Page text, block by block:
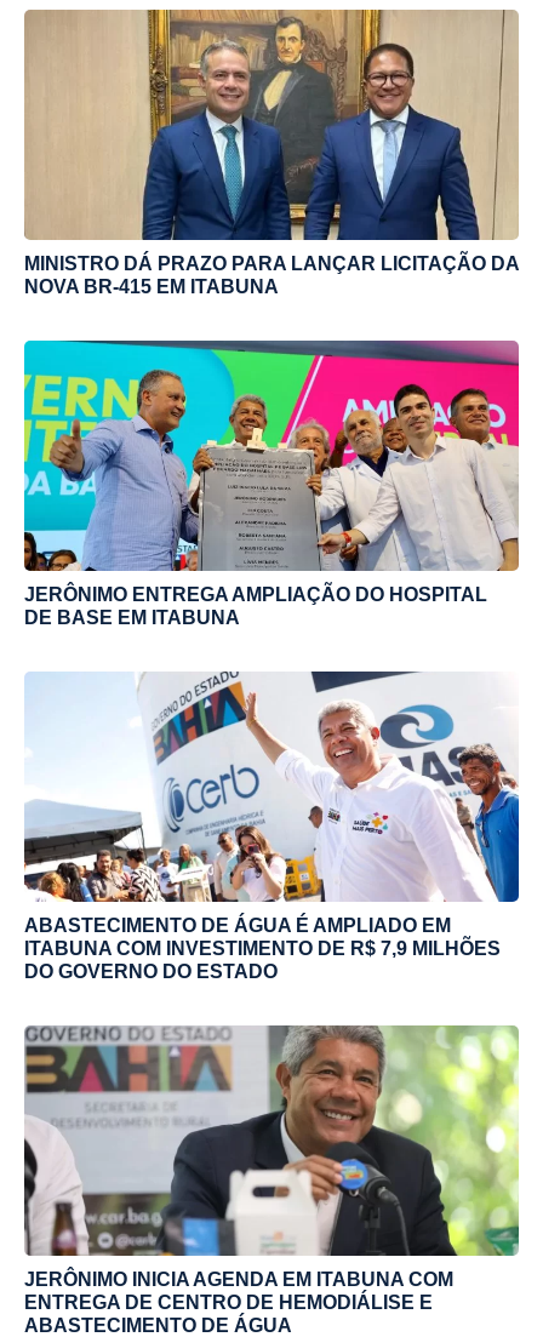
MINISTRO DÁ PRAZO PARA LANÇAR LICITAÇÃO DA
NOVA BR-415 EM ITABUNA
JERÔNIMO ENTREGA AMPLIAÇÃO DO HOSPITAL
DE BASE EM ITABUNA
ABASTECIMENTO DE ÁGUA É AMPLIADO EM
ITABUNA COM INVESTIMENTO DE R$ 7,9 MILHÕES
DO GOVERNO DO ESTADO
JERÔNIMO INICIA AGENDA EM ITABUNA COM
ENTREGA DE CENTRO DE HEMODIÁLISE E
ABASTECIMENTO DE ÁGUA